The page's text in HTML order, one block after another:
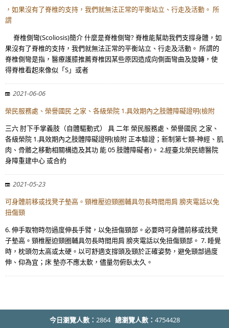
，如果沒有了脊椎的支持，我們就無法正常的平衡站立、行走及活動。 所
謂
脊椎側彎(Scoliosis)簡介 什麼是脊椎側彎? 脊椎能幫助我們支撐身體，如
果沒有了脊椎的支持，我們就無法正常的平衡站立、行走及活動。 所謂的
脊椎側彎是指，醫療護膝推薦脊椎因某些原因造成向側面彎曲及旋轉，使
得脊椎看起來像似「S」或者
2021-06-06
榮民服務處、榮譽國民 之家、各級榮院 1.具效期內之肢體障礙證明(檢附
三六 肘下手掌義肢（自體驅動式） 具 二年 榮民服務處、榮譽國民 之家、
各級榮院 1.具效期內之肢體障礙證明(檢附 正本驗證；新制第七類-神經、肌
肉、骨骼之移動相關構造及其功 能 05 肢體障礙者)。 2.經臺北榮民總醫院
身障重建中心 或合約
2021-05-23
可身體前移或找凳子墊高。頸椎壓迫頸圈輔具勿長時間用肩 膀夾電話以免
扭傷頸
6. 伸手取物時勿過度伸長手臂，以免扭傷頸部。必要時可身體前移或找凳
子墊高。頸椎壓迫頸圈輔具勿長時間用肩 膀夾電話以免扭傷頸部。 7. 睡覺
時，枕頭勿太高或太硬。以可舒適支撐頭及頸於正確姿勢，避免頸部過度
伸、仰為宜；床 墊亦不應太軟，儘量勿俯臥太久。
今日瀏覽人數： 2864 總瀏覽人數： 4754428